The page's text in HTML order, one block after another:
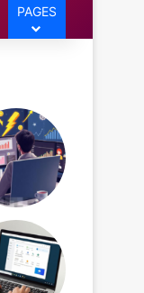
Switch skin
PAGES